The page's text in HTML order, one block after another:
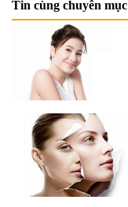
Tin cùng chuyên mục